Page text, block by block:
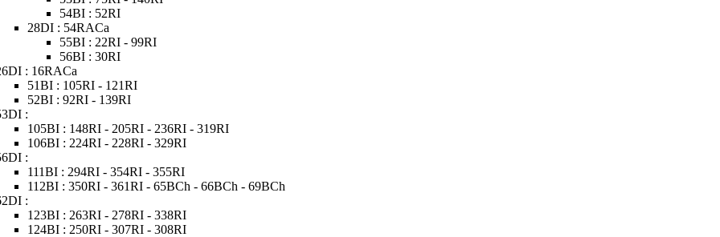
54BI : 52RI
28DI : 54RACa
55BI : 22RI - 99RI
56BI : 30RI
: 16RACa
51BI : 105RI - 121RI
52BI : 92RI - 139RI
:
105BI : 148RI - 205RI - 236RI - 319RI
106BI : 224RI - 228RI - 329RI
:
111BI : 294RI - 354RI - 355RI
112BI : 350RI - 361RI - 65BCh - 66BCh - 69BCh
:
123BI : 263RI - 278RI - 338RI
124BI : 250RI - 307RI - 308RI